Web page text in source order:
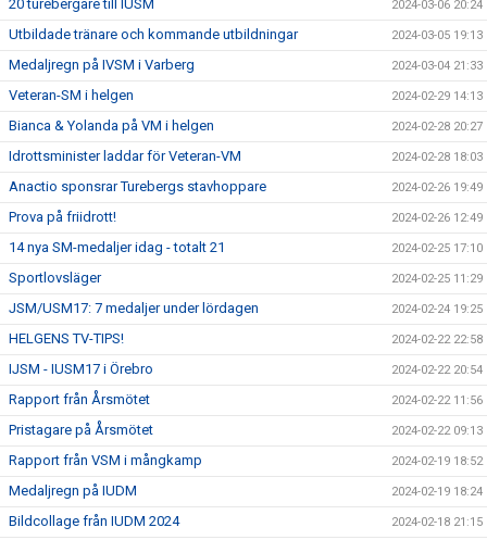
20 turebergare till IUSM 2024-03-06 20:24
Utbildade tränare och kommande utbildningar 2024-03-05 19:13
Medaljregn på IVSM i Varberg 2024-03-04 21:33
Veteran-SM i helgen 2024-02-29 14:13
Bianca & Yolanda på VM i helgen 2024-02-28 20:27
Idrottsminister laddar för Veteran-VM 2024-02-28 18:03
Anactio sponsrar Turebergs stavhoppare 2024-02-26 19:49
Prova på friidrott! 2024-02-26 12:49
14 nya SM-medaljer idag - totalt 21 2024-02-25 17:10
Sportlovsläger 2024-02-25 11:29
JSM/USM17: 7 medaljer under lördagen 2024-02-24 19:25
HELGENS TV-TIPS! 2024-02-22 22:58
IJSM - IUSM17 i Örebro 2024-02-22 20:54
Rapport från Årsmötet 2024-02-22 11:56
Pristagare på Årsmötet 2024-02-22 09:13
Rapport från VSM i mångkamp 2024-02-19 18:52
Medaljregn på IUDM 2024-02-19 18:24
Bildcollage från IUDM 2024 2024-02-18 21:15